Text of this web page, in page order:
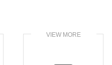
VIEW MORE